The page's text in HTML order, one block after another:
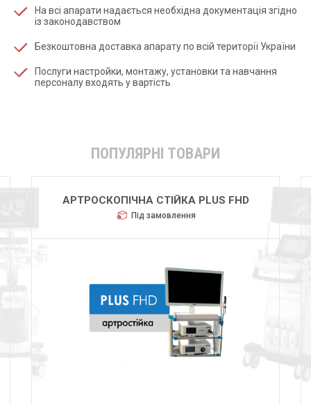
На всі апарати надається необхідна документація згідно
із законодавством
Безкоштовна доставка апарату по всій території України
Послуги настройки, монтажу, установки та навчання
персоналу входять у вартість
ПОПУЛЯРНІ ТОВАРИ
HUGER 2600
Під замовлення